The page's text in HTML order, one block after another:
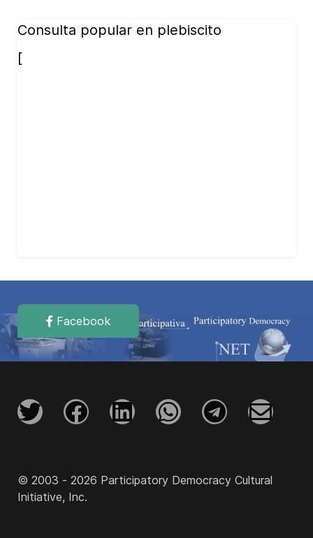
Consulta popular en plebiscito
[
Facebook
© 2003 - 2026 Participatory Democracy Cultural
Initiative, Inc.